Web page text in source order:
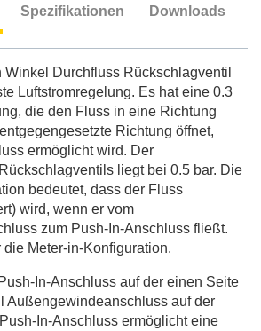
Spezifikationen Downloads
Winkel Durchfluss Rückschlagventil
Luftstromregelung. Es hat eine 0.3
die den Fluss in eine Richtung
Richtung öffnet,
ermöglicht wird. Der
liegt bei 0.5 bar. Die
bedeutet, dass der Fluss
wird, wenn er vom
zum Push-In-Anschluss fließt.
die Meter-in-Konfiguration.
In-Anschluss auf der einen Seite
Außengewindeanschluss auf der
In-Anschluss ermöglicht eine